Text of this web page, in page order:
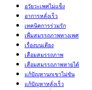
อวัยวะเพศไม่แข็ง
อาการหลั่งเร็ว
เทคนิคการร่วมรัก
เพื่มสมรรถภาพทางเพศ
เรื่องบนเตียง
เสื่อมสมรรถภาพ
เสื่อมสมรรถภาพหายได้
แก้ปัญหานกเขาไม่ขัน
แก้ปัญหาหลั่งเร็ว